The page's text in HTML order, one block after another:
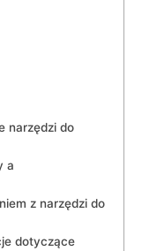
narzędzi do
a
z narzędzi do
⁤dotyczące